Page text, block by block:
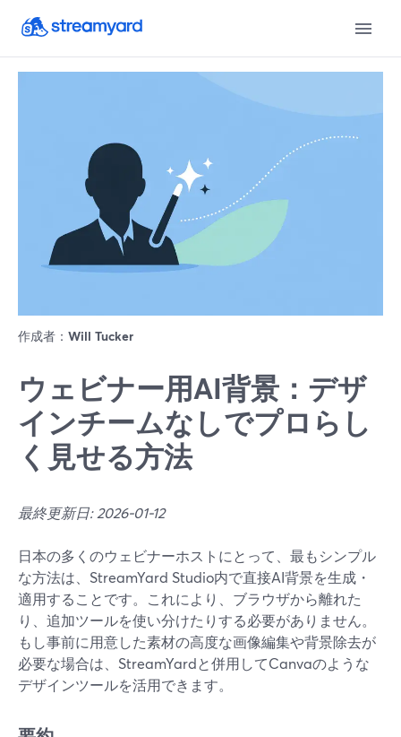
作成者： Will Tucker
ウェビナー用AI背景：デザ
インチームなしでプロらし
く見せる方法
最終更新日: 2026-01-12
日本の多くのウェビナーホストにとって、最もシンプル
な方法は、StreamYard Studio内で直接AI背景を生成・
適用することです。これにより、ブラウザから離れた
り、追加ツールを使い分けたりする必要がありません。
もし事前に用意した素材の高度な画像編集や背景除去が
必要な場合は、StreamYardと併用してCanvaのような
デザインツールを活用できます。